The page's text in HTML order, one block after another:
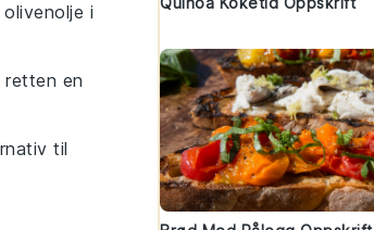
i
retten en
til